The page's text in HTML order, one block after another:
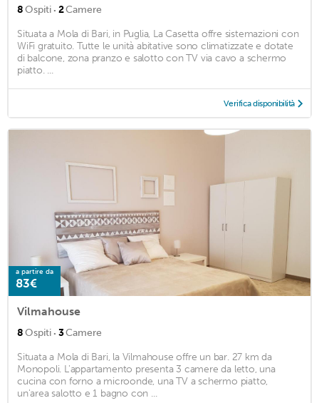
8Ospiti · 2Camere
Situata a Mola di Bari, in Puglia, La Casetta offre sistemazioni con
WiFi gratuito. Tutte le unità abitative sono climatizzate e dotate
di balcone, zona pranzo e salotto con TV via cavo a schermo
piatto. ...
Verifica disponibilità
a partire da
83€
Vilmahouse
8Ospiti · 3Camere
Situata a Mola di Bari, la Vilmahouse offre un bar. 27 km da
Monopoli. L'appartamento presenta 3 camere da letto, una
cucina con forno a microonde, una TV a schermo piatto,
un'area salotto e 1 bagno con ...